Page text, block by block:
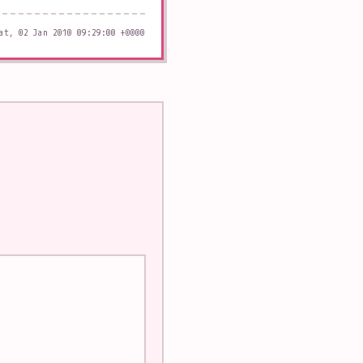
02 Jan 2010 09:29:00 +0000